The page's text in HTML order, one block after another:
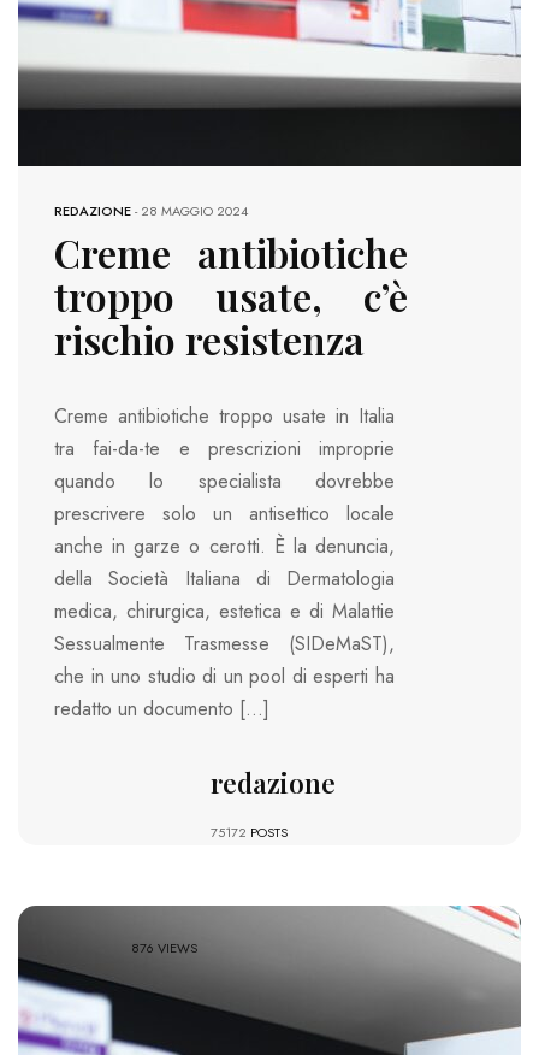
REDAZIONE-28 MAGGIO 2024
Creme antibiotiche
troppo usate, c’è
rischio resistenza
Creme antibiotiche troppo usate in Italia
tra fai-da-te e prescrizioni improprie
quando lo specialista dovrebbe
prescrivere solo un antisettico locale
anche in garze o cerotti. È la denuncia,
della Società Italiana di Dermatologia
medica, chirurgica, estetica e di Malattie
Sessualmente Trasmesse (SIDeMaST),
che in uno studio di un pool di esperti ha
redatto un documento […]
redazione
75172 POSTS
876 VIEWS